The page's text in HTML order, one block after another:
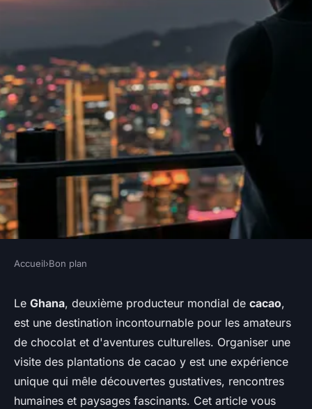
BON PLAN
Comment organiser une visite
des plantations de cacao au
Ghana?
Inès•11 juillet 2024•7 min de lecture
Accueil›Bon plan
Le Ghana, deuxième producteur mondial de cacao,
est une destination incontournable pour les amateurs
de chocolat et d'aventures culturelles. Organiser une
visite des plantations de cacao y est une expérience
unique qui mêle découvertes gustatives, rencontres
humaines et paysages fascinants. Cet article vous